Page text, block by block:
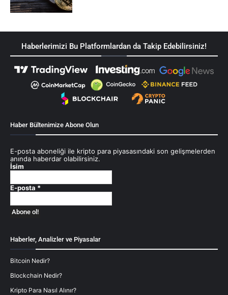
Haberlerimizi Bu Platformlardan da Takip Edebilirsiniz!
Haber Bültenimize Abone Olun
E-posta aboneliği ile kripto para piyasasındaki son gelişmelerden
anında haberdar olabilirsiniz.
İsim
E-posta *
Haberler, Analizler ve Piyasalar
Bitcoin Nedir?
Blockchain Nedir?
Kripto Para Nasıl Alınır?